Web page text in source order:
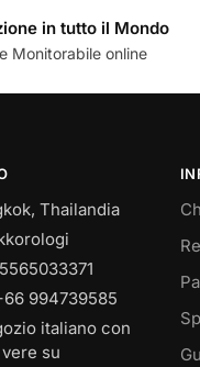
in tutto il Mondo
Monitorabile online
Thailandia
994739585
italiano con
su